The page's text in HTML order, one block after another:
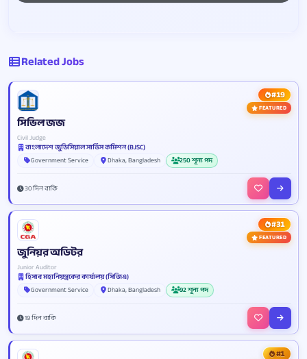
Related Jobs
#19
FEATURED
সিভিল জজ
Civil Judge
বাংলাদেশ জুডিসিয়াল সার্ভিস কমিশন (BJSC)
Government Service
Dhaka, Bangladesh 250 শূন্য পদ
30 দিন বাকি
#31
FEATURED
জুনিয়র অডিটর
Junior Auditor
হিসাব মহানিয়ন্ত্রকের কার্যালয় (সিজিএ)
Government Service
Dhaka, Bangladesh 92 শূন্য পদ
19 দিন বাকি
#1